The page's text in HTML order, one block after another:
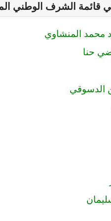
قائمة الشرف الوطني